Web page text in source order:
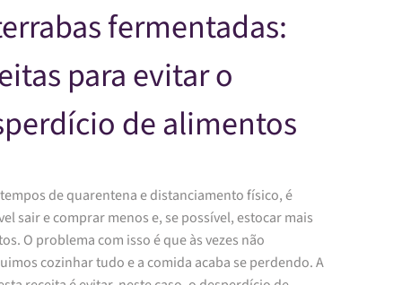
fermentadas:
para evitar o
de alimentos
de quarentena e distanciamento físico, é
sair e comprar menos e, se possível, estocar mais
O problema com isso é que às vezes não
cozinhar tudo e a comida acaba se perdendo. A